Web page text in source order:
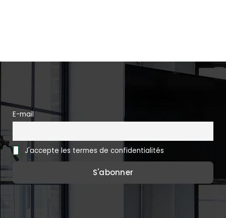
E-mail
J'accepte les termes de confidentialités